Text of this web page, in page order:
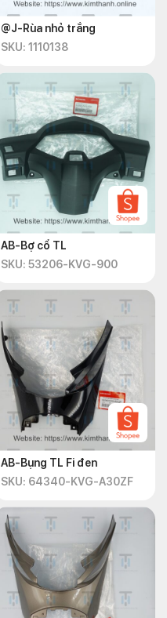
@J-Rùa nhỏ trắng
SKU: 1110138
AB-Bợ cổ TL
SKU: 53206-KVG-900
AB-Bụng TL Fi đen
SKU: 64340-KVG-A30ZF